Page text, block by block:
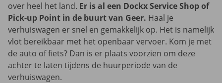
over heel het land. Er is al een Dockx Service Shop of
Pick-up Point in de buurt van Geer. Haal je
verhuiswagen er snel en gemakkelijk op. Het is namelijk
vlot bereikbaar met het openbaar vervoer. Kom je met
de auto of fiets? Dan is er plaats voorzien om deze
achter te laten tijdens de huurperiode van de
verhuiswagen.